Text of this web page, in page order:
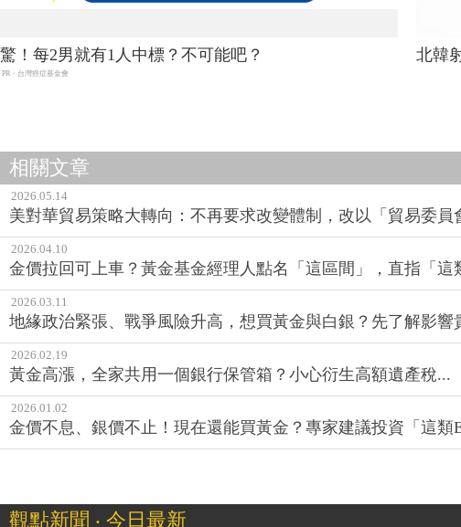
驚！每2男就有1人中標？不可能吧？
PR・台灣癌症基金會
北韓
相關文章
2026.05.14
美對華貿易策略大轉向：不再要求改變體制，改以「貿易委員
2026.04.10
金價拉回可上車？黃金基金經理人點名「這區間」，直指「這
2026.03.11
地緣政治緊張、戰爭風險升高，想買黃金與白銀？先了解影響
2026.02.19
黃金高漲，全家共用一個銀行保管箱？小心衍生高額遺產稅...
2026.01.02
金價不息、銀價不止！現在還能買黃金？專家建議投資「這類
觀點新聞 ‧ 今日最新